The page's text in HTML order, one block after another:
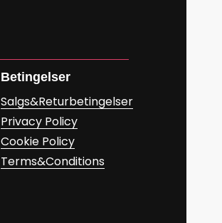
Betingelser
Salgs&Returbetingelser
Privacy Policy
Cookie Policy
Terms&Conditions